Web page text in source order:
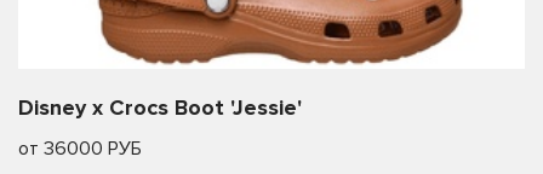
Disney x Crocs Boot 'Jessie'
от 36000 РУБ